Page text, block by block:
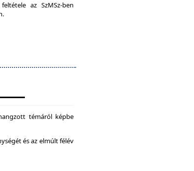
az SzMSz-ben
témáról képbe
és az elmúlt félév